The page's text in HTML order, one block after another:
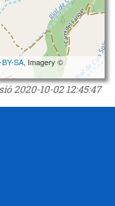
SA, Imagery ©
2020-10-02 12:45:47